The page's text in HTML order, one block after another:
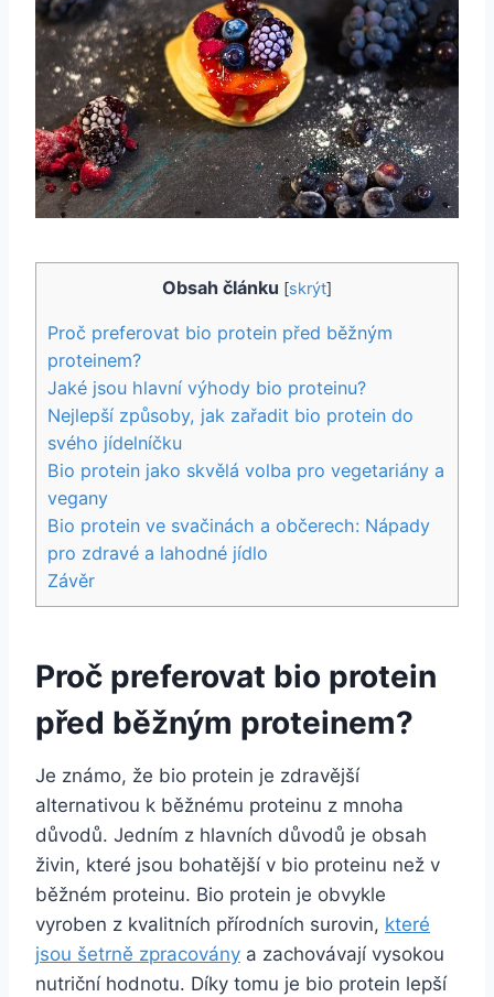
Obsah článku [skrýt]
Proč preferovat bio protein ⁣před běžným
proteinem?
Jaké jsou hlavní výhody ‌bio proteinu?
Nejlepší způsoby, jak zařadit⁢ bio protein do
svého​ jídelníčku
Bio protein jako‌ skvělá volba pro‍ vegetariány a
vegany
Bio protein‌ ve svačinách a​ občerech: Nápady
pro ⁣zdravé a ⁢lahodné jídlo
Závěr
Proč preferovat bio protein
⁣před běžným proteinem?
Je⁤ známo, že bio‍ protein je ⁤zdravější
alternativou k běžnému proteinu z mnoha
důvodů. Jedním z ​hlavních důvodů je ⁣obsah
živin, které‌ jsou bohatější v bio ​proteinu​ než⁢ v
běžném proteinu.‌ Bio ⁣protein je‌ obvykle
vyroben z⁢ kvalitních přírodních surovin, které
jsou šetrně zpracovány a zachovávají vysokou
nutriční hodnotu. Díky tomu ⁢je bio protein ⁤lepší